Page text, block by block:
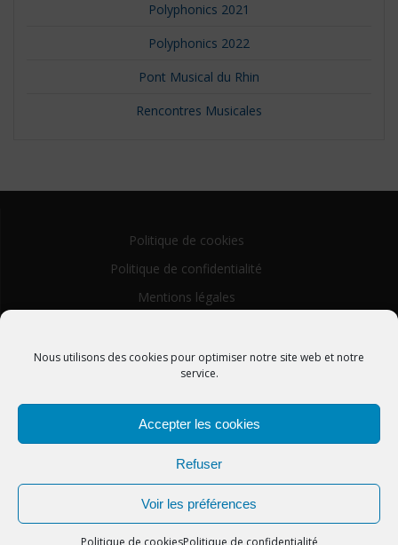
Nous utilisons des cookies pour optimiser notre site web et notre
service.
Accepter les cookies
Refuser
Voir les préférences
Politique de cookiesPolitique de confidentialité
Polyphonics 2021
Polyphonics 2022
Pont Musical du Rhin
Rencontres Musicales
Politique de cookies
Politique de confidentialité
Mentions légales
CMF Haute-Alsace
© 2026 CMF Haute-Alsace. Construit avec WordPress et le
thème Mesmerize